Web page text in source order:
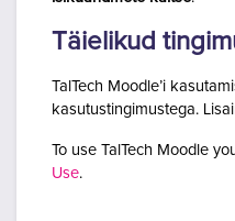
Täielikud
TalTech Moodle’i
kasutustingimustega.
To use TalTech Moodle
Use.